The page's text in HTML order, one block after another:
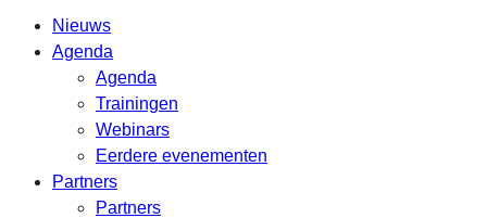
Nieuws
Agenda
Agenda
Trainingen
Webinars
Eerdere evenementen
Partners
Partners